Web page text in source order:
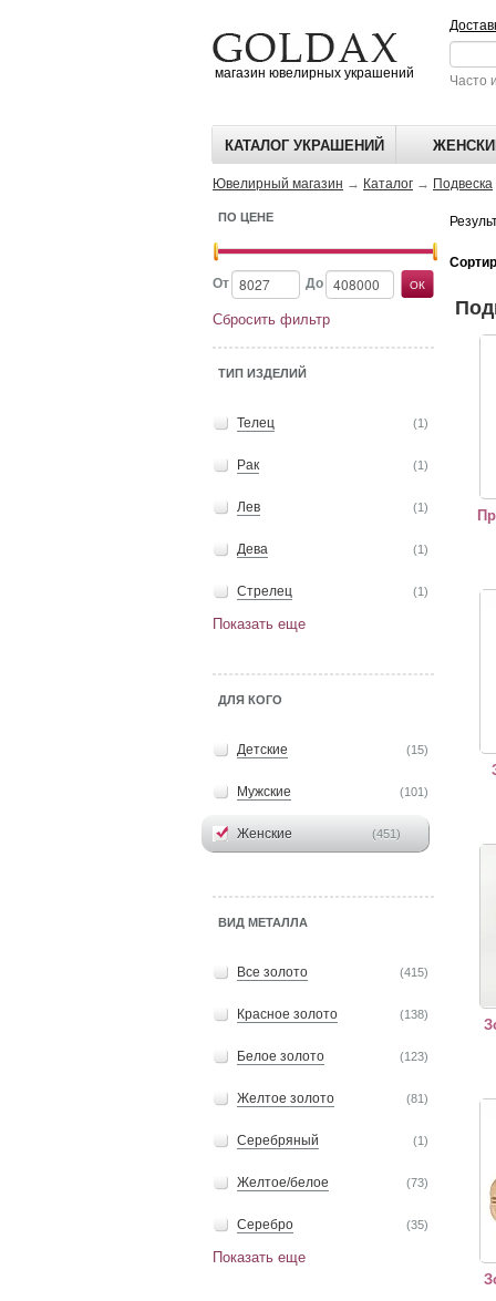
магазин ювелирных украшений Часто
КАТАЛОГ УКРАШЕНИЙ
Ювелирный магазин → Каталог → Подвеска
ПО ЦЕНЕ
От До
Сбросить фильтр
ТИП ИЗДЕЛИЙ
Телец (1)
Рак (1)
Лев (1)
Дева (1)
Стрелец (1)
Показать еще
ДЛЯ КОГО
Детские (15)
Мужские (101)
Женские (451)
ВИД МЕТАЛЛА
Все золото (415)
Красное золото (138)
Белое золото (123)
Желтое золото (81)
Серебряный (1)
Желтое/белое (73)
Серебро (35)
Показать еще